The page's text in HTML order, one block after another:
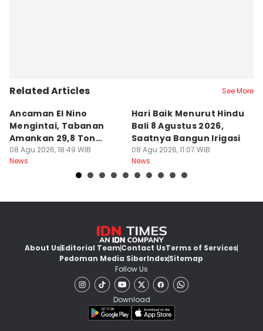
Related Articles See More
Ancaman El Nino
Mengintai, Tabanan
Amankan 29,8 Ton
Beras
08 Agu 2026, 18:49 WIB
News
Hari Baik Menurut Hindu
Bali 8 Agustus 2026,
Saatnya Bangun Irigasi
08 Agu 2026, 11:07 WIB
News
About UsEditorial TeamContact UsTerms of Services
Pedoman Media SiberIndexSitemap
Follow Us
Download